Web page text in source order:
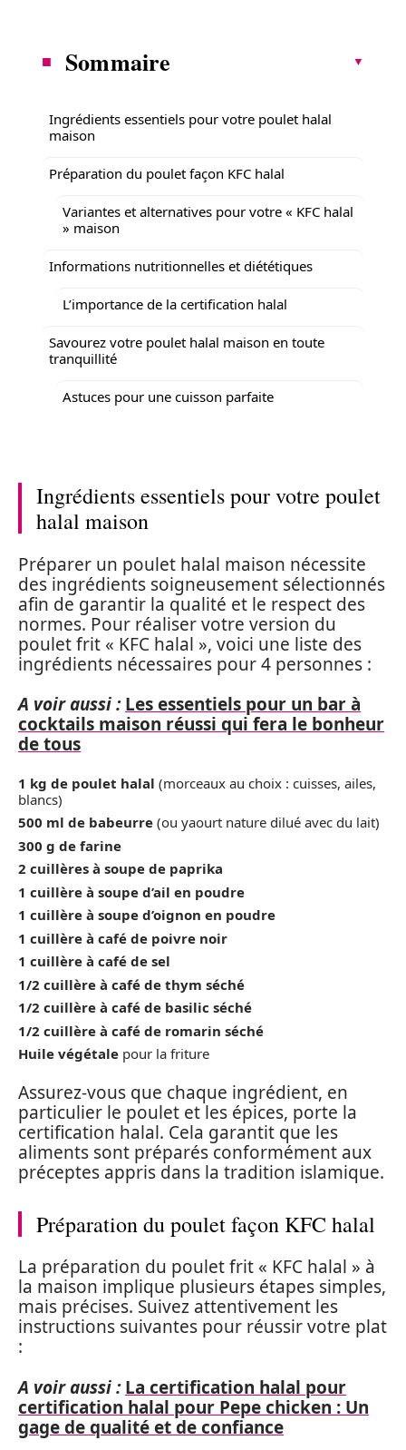
Sommaire
Ingrédients essentiels pour votre poulet halal
maison
Préparation du poulet façon KFC halal
Variantes et alternatives pour votre « KFC halal
» maison
Informations nutritionnelles et diététiques
L’importance de la certification halal
Savourez votre poulet halal maison en toute
tranquillité
Astuces pour une cuisson parfaite
Ingrédients essentiels pour votre poulet
halal maison
Préparer un poulet halal maison nécessite
des ingrédients soigneusement sélectionnés
afin de garantir la qualité et le respect des
normes. Pour réaliser votre version du
poulet frit « KFC halal », voici une liste des
ingrédients nécessaires pour 4 personnes :
A voir aussi : Les essentiels pour un bar à
cocktails maison réussi qui fera le bonheur
de tous
1 kg de poulet halal (morceaux au choix : cuisses, ailes,
blancs)
500 ml de babeurre (ou yaourt nature dilué avec du lait)
300 g de farine
2 cuillères à soupe de paprika
1 cuillère à soupe d’ail en poudre
1 cuillère à soupe d’oignon en poudre
1 cuillère à café de poivre noir
1 cuillère à café de sel
1/2 cuillère à café de thym séché
1/2 cuillère à café de basilic séché
1/2 cuillère à café de romarin séché
Huile végétale pour la friture
Assurez-vous que chaque ingrédient, en
particulier le poulet et les épices, porte la
certification halal. Cela garantit que les
aliments sont préparés conformément aux
préceptes appris dans la tradition islamique.
Préparation du poulet façon KFC halal
La préparation du poulet frit « KFC halal » à
la maison implique plusieurs étapes simples,
mais précises. Suivez attentivement les
instructions suivantes pour réussir votre plat
:
A voir aussi : La certification halal pour
certification halal pour Pepe chicken : Un
gage de qualité et de confiance